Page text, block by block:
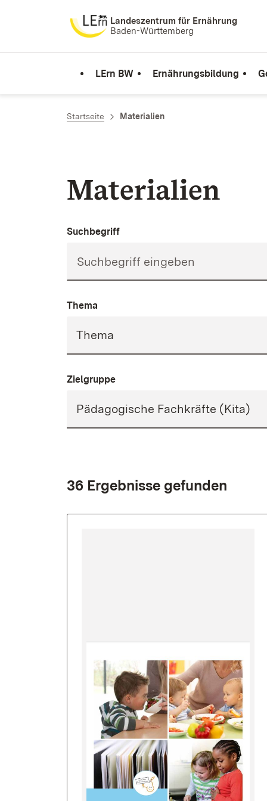
Zum Inhalt springenLandeszentrum für Ernährung
Baden-Württemberg
LErn BW Ernährungsbildung
Startseite Materialien
Materialien
Suchbegriff
Thema
Zielgruppe
36 Ergebnisse gefunden